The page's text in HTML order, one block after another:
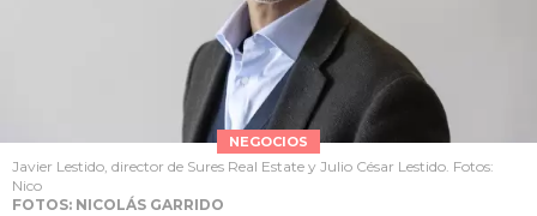
NEGOCIOS
Javier Lestido, director de Sures Real Estate y Julio César Lestido. Fotos:
Nico
FOTOS: NICOLÁS GARRIDO